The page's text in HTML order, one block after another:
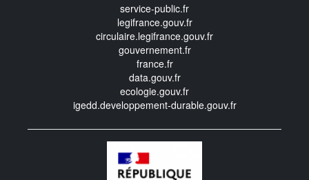
service-public.fr
legifrance.gouv.fr
circulaire.legifrance.gouv.fr
gouvernement.fr
france.fr
data.gouv.fr
ecologie.gouv.fr
igedd.developpement-durable.gouv.fr